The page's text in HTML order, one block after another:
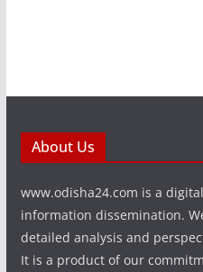
About Us
www.odisha24.com is a
information dissemination.
detailed analysis and
It is a product of our